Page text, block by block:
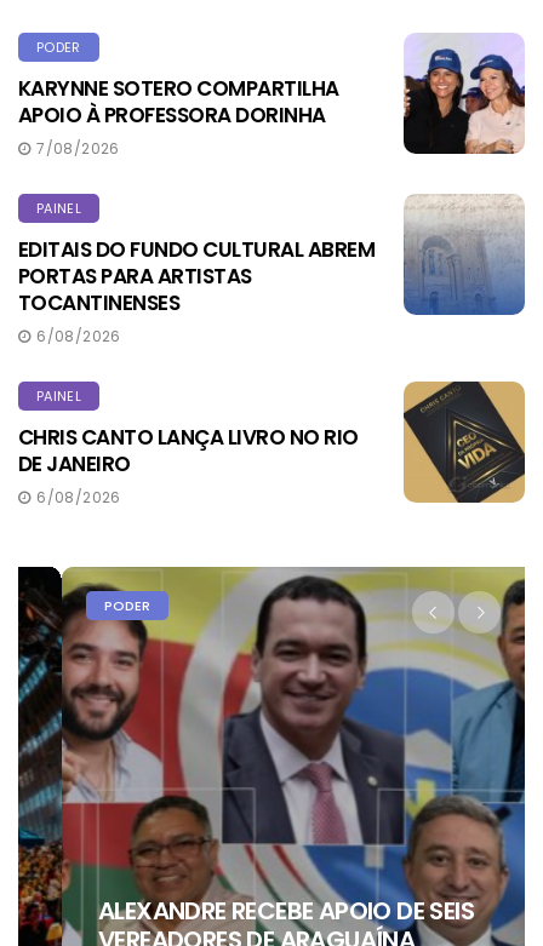
PODER
KARYNNE SOTERO COMPARTILHA
APOIO À PROFESSORA DORINHA
7/08/2026
PAINEL
EDITAIS DO FUNDO CULTURAL ABREM
PORTAS PARA ARTISTAS
TOCANTINENSES
6/08/2026
PAINEL
CHRIS CANTO LANÇA LIVRO NO RIO
DE JANEIRO
6/08/2026
PODER
ALEXANDRE RECEBE APOIO DE SEIS